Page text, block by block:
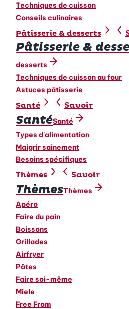
Techniques de cuisson
Conseils culinaires
Pâtisserie & desserts
Pâtisserie &
desserts
Techniques de cuisson au four
Astuces pâtisserie
Santé Savoir
SantéSanté
Types d'alimentation
Maigrir sainement
Besoins spécifiques
Thèmes Savoir
ThèmesThèmes
Apéro
Faire du pain
Boissons
Grillades
Airfryer
Pâtes
Faire soi-même
Miele
Free From